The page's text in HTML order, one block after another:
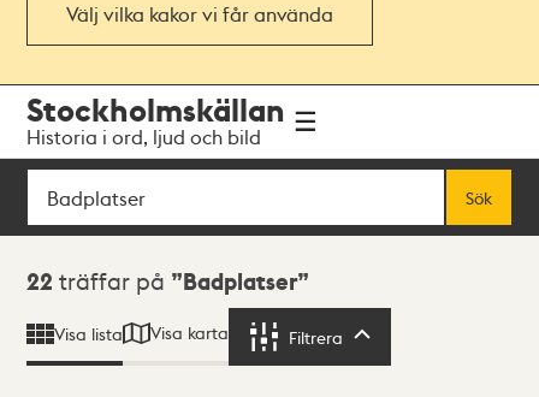
Välj vilka kakor vi får använda
navigationen
huvudinnehållet
Stockholmskällan
Historia i ord, ljud och bild
Sök
Sök
Sökresultat
22 träffar på Badplatser
Visa lista Visa karta Filtrera